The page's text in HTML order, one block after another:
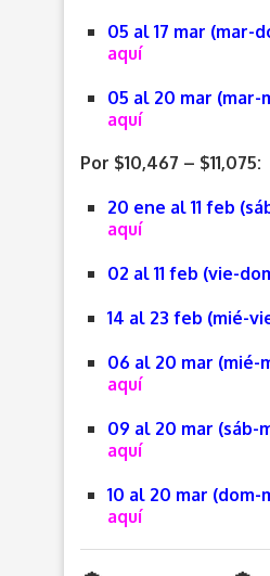
05 al 17 mar (mar-
aquí
05 al 20 mar (mar-
aquí
Por $10,467 – $11,075:
20 ene al 11 feb
aquí
02 al 11 feb (vie-
14 al 23 feb (mié-
06 al 20 mar (mié-
aquí
09 al 20 mar (sáb-
aquí
10 al 20 mar (dom-
aquí